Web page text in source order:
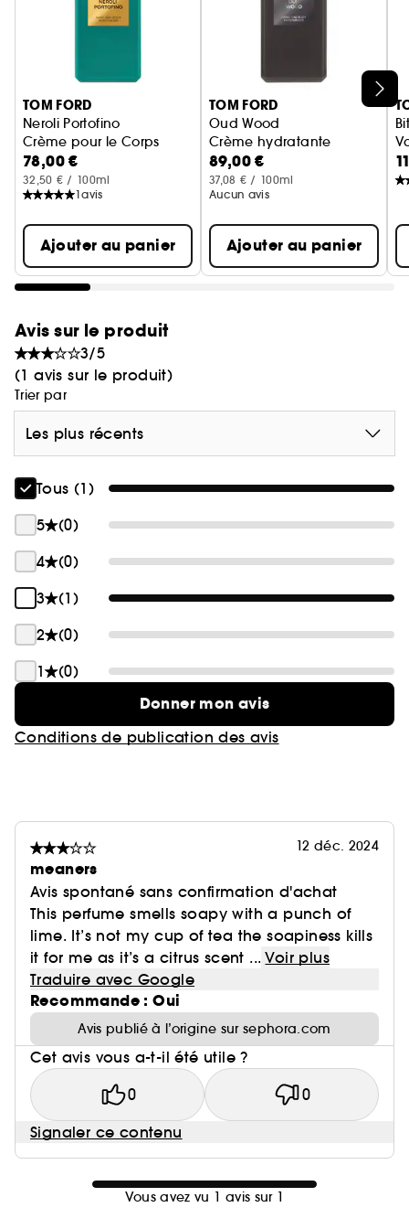
Ignorer le carrousel produits
TOM FORD
Neroli Portofino
Crème pour le Corps
78,00 €
32,50 € / 100ml
1avis
Ajouter au panier
TOM FORD
Oud Wood
Crème hydratante
89,00 €
37,08 € / 100ml
Aucun avis
Ajouter au panier
Avis sur le produit
3/5
(1 avis sur le produit)
Trier par
Les plus récents
Tous (1)
5
(0)
4
(0)
3
(1)
2
(0)
1
(0)
Donner mon avis
Conditions de publication des avis
12 déc. 2024
meaners
Avis spontané sans confirmation d'achat
This perfume smells soapy with a punch of
lime. It’s not my cup of tea the soapiness kills
it for me as it’s a citrus scent ... Voir plus
Traduire avec Google
Recommande : Oui
Avis publié à l’origine sur sephora.com
Cet avis vous a-t-il été utile ?
0 0
Signaler ce contenu
Vous avez vu 1 avis sur 1